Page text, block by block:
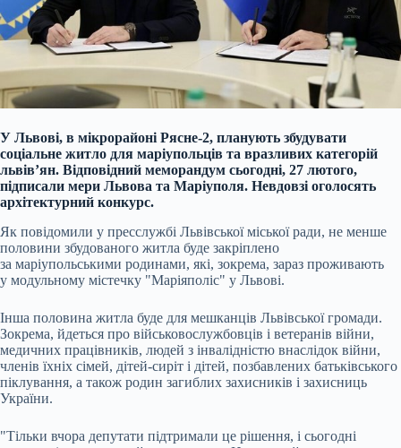
У Львові, в мікрорайоні Рясне-2, планують збудувати
соціальне житло для маріупольців та вразливих категорій
львів’ян. Відповідний меморандум сьогодні, 27 лютого,
підписали мери Львова та Маріуполя. Невдовзі оголосять
архітектурний конкурс.
Як повідомили у пресслужбі Львівської міської ради, не менше
половини збудованого житла буде закріплено
за маріупольськими родинами, які, зокрема, зараз проживають
у модульному містечку "Маріяполіс" у Львові.
Інша половина житла буде для мешканців Львівської громади.
Зокрема, йдеться про військовослужбовців і ветеранів війни,
медичних працівників, людей з інвалідністю внаслідок війни,
членів їхніх сімей, дітей-сиріт і дітей, позбавлених батьківського
піклування, а також родин загиблих захисників і захисниць
України.
"Тільки вчора депутати підтримали це рішення, і сьогодні